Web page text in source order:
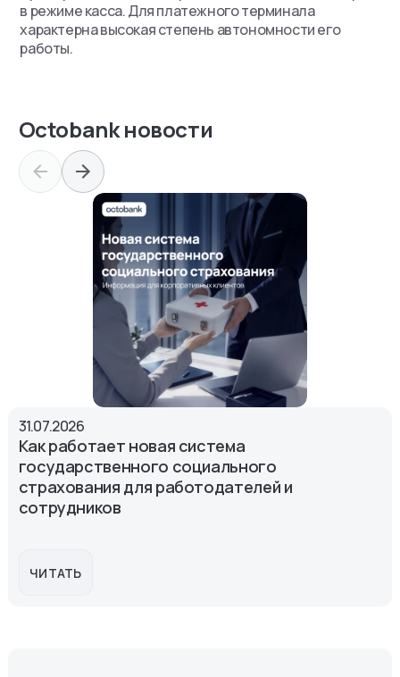
в режиме касса. Для платежного терминала
характерна высокая степень автономности его
работы.
Octobank новости
31.07.2026
Как работает новая система
государственного социального
страхования для работодателей и
сотрудников
ЧИТАТЬ